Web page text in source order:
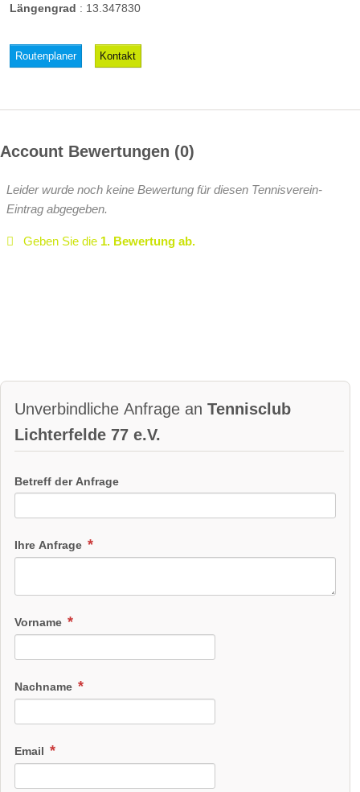
Längengrad : 13.347830
Routenplaner Kontakt
Account Bewertungen 0
Leider wurde noch keine Bewertung für diesen Tennisverein-
Eintrag abgegeben.
Geben Sie die 1. Bewertung ab.
Unverbindliche Anfrage an Tennisclub
Lichterfelde 77 e.V.
Betreff der Anfrage
Ihre Anfrage
Vorname
Nachname
Email